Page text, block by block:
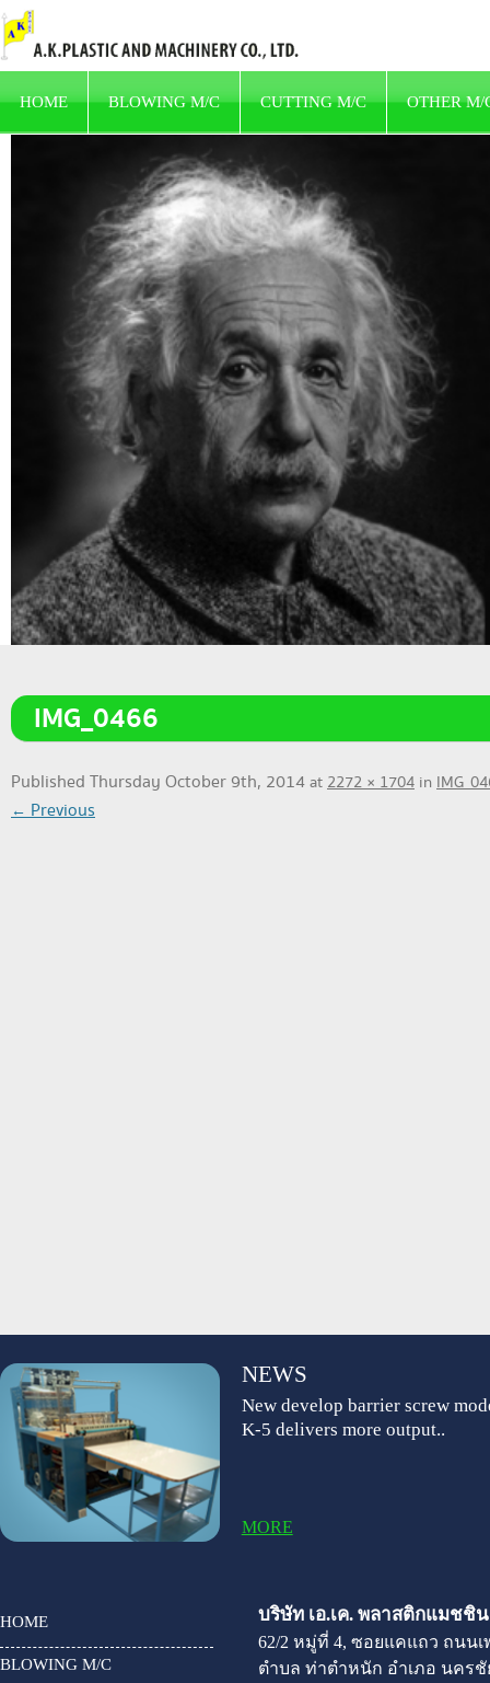
HOME BLOWING M/C CUTTING M/C OTHER M/
IMG_0466
Published Thursday October 9th, 2014at2272 × 1704 in
← Previous
NEWS
New develop barrier screw
K-5 delivers more output..
MORE
HOME
BLOWING M/C
บริษัท เอ.เค. พลาสติกแมชชิ
62/2 หมู่ที่ 4, ซอยแคแถว ถนนเ
ตำบล ท่าตำหนัก อำเภอ นครชั